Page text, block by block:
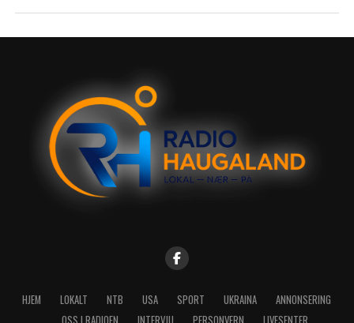
HJEM LOKALT NTB USA SPORT UKRAINA
ANNONSERING